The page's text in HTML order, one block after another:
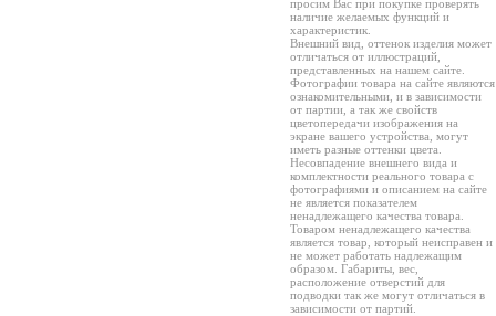
просим Вас при покупке проверять
наличие желаемых функций и
характеристик.
Внешний вид, оттенок изделия может
отличаться от иллюстраций,
представленных на нашем сайте.
Фотографии товара на сайте являются
ознакомительными, и в зависимости
от партии, а так же свойств
цветопередачи изображения на
экране вашего устройства, могут
иметь разные оттенки цвета.
Несовпадение внешнего вида и
комплектности реального товара с
фотографиями и описанием на сайте
не является показателем
ненадлежащего качества товара.
Товаром ненадлежащего качества
является товар, который неисправен и
не может работать надлежащим
образом. Габариты, вес,
расположение отверстий для
подводки так же могут отличаться в
зависимости от партий.